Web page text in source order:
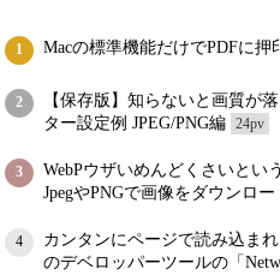
1 Macの標準機能だけでPDFに押
2
【保存版】知らないと画質が
ター設定例 JPEG/PNG編 24pv
3
WebPウザいめんどくさいとい
JpegやPNGで画像をダウンロー
4
カンタンにページで読み込ま
のデベロッパーツールの「